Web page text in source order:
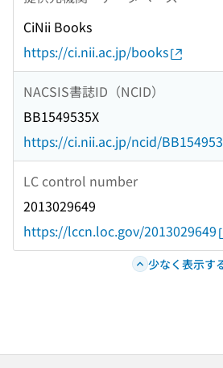
CiNii Books
https://ci.nii.ac.jp/books
NACSIS書誌ID（NCID）
BB1549535X
https://ci.nii.ac.jp/ncid/
LC control number
2013029649
https://lccn.loc.gov/2013029649
少なく表示す